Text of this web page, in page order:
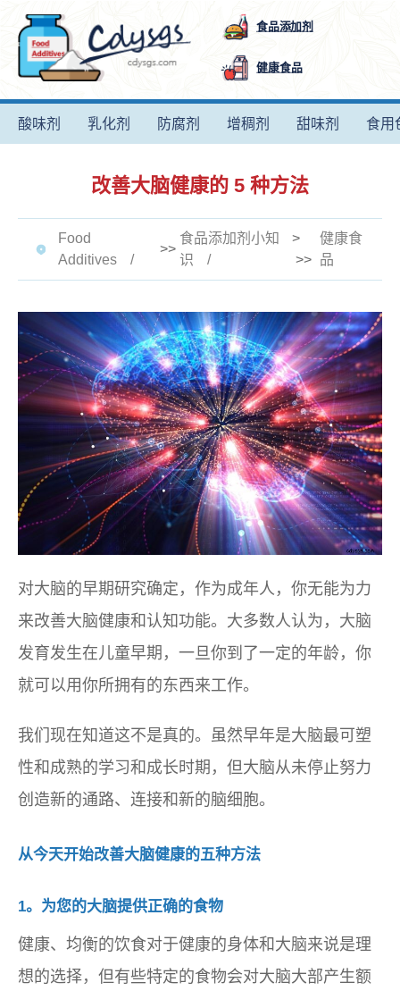
食品添加剂
健康食品
酸味剂 乳化剂 防腐剂 增稠剂 甜味剂 食用
改善大脑健康的 5 种方法
Food
Additives
>>
食品添加剂小知
识
>
>>
健康食
品
对大脑的早期研究确定，作为成年人，你无能为力
来改善大脑健康和认知功能。大多数人认为，大脑
发育发生在儿童早期，一旦你到了一定的年龄，你
就可以用你所拥有的东西来工作。
我们现在知道这不是真的。虽然早年是大脑最可塑
性和成熟的学习和成长时期，但大脑从未停止努力
创造新的通路、连接和新的脑细胞。
从今天开始改善大脑健康的五种方法
1。为您的大脑提供正确的食物
健康、均衡的饮食对于健康的身体和大脑来说是理
想的选择，但有些特定的食物会对大脑大部产生额